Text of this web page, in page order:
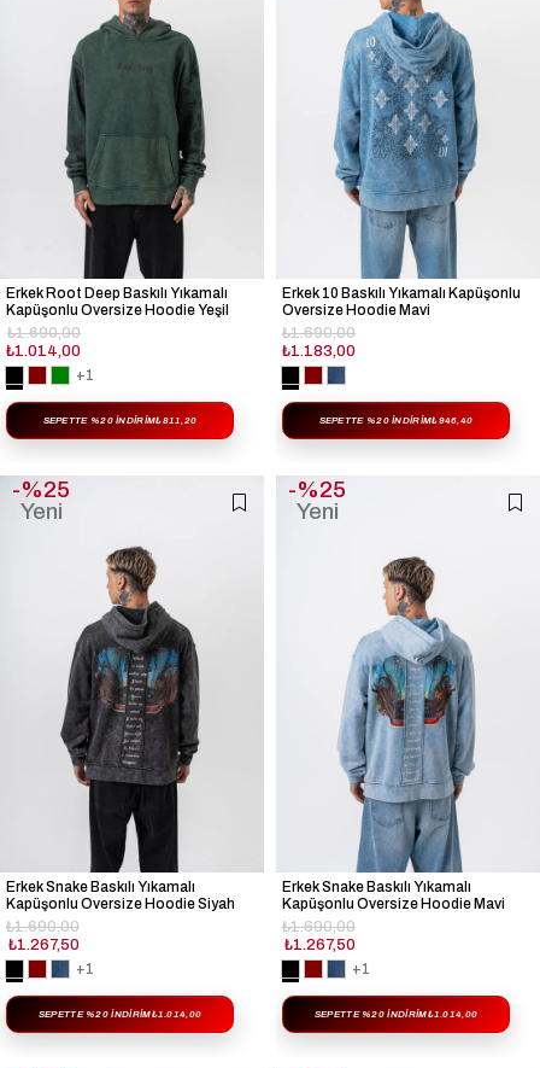
Erkek Root Deep Baskılı Yıkamalı
Kapüşonlu Oversize Hoodie Yeşil
₺1.014,00
₺1.690,00
+1
SEPETTE %20 İNDIRIM₺811,20
Erkek 10 Baskılı Yıkamalı Kapüşonlu
Oversize Hoodie Mavi
₺1.183,00
₺1.690,00
SEPETTE %20 İNDIRIM₺946,40
Erkek Snake Baskılı Yıkamalı
Kapüşonlu Oversize Hoodie Siyah
₺1.267,50
₺1.690,00
+1
SEPETTE %20 İNDIRIM₺1.014,00
%25
Yeni
Erkek Snake Baskılı Yıkamalı
Kapüşonlu Oversize Hoodie Mavi
₺1.267,50
₺1.690,00
+1
SEPETTE %20 İNDIRIM₺1.014,00
%25
Yeni